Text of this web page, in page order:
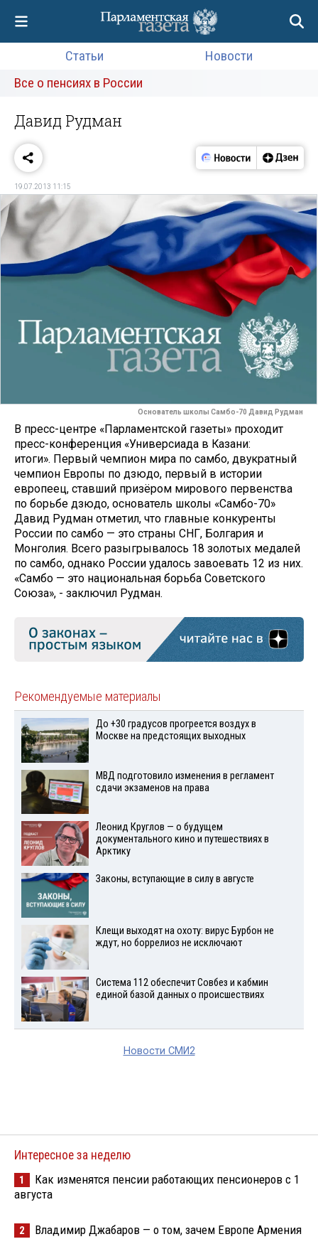
Статьи
Новости
Все о пенсиях в России
Давид Рудман
19.07.2013 11:15
Основатель школы Самбо-70 Давид Рудман
В пресс-центре «Парламентской газеты» проходит
пресс-конференция «Универсиада в Казани:
итоги». Первый чемпион мира по самбо, двукратный
чемпион Европы по дзюдо, первый в истории
европеец, ставший призёром мирового первенства
по борьбе дзюдо, основатель школы «Самбо-70»
Давид Рудман отметил, что главные конкуренты
России по самбо — это страны СНГ, Болгария и
Монголия. Всего разыгрывалось 18 золотых медалей
по самбо, однако России удалось завоевать 12 из них.
«Самбо — это национальная борьба Советского
Союза», - заключил Рудман.
Рекомендуемые материалы
До +30 градусов прогреется воздух в
Москве на предстоящих выходных
МВД подготовило изменения в регламент
сдачи экзаменов на права
Леонид Круглов — о будущем
документального кино и путешествиях в
Арктику
Законы, вступающие в силу в августе
Клещи выходят на охоту: вирус Бурбон не
ждут, но боррелиоз не исключают
Система 112 обеспечит Совбез и кабмин
единой базой данных о происшествиях
Новости СМИ2
Интересное за неделю
1
Как изменятся пенсии работающих пенсионеров с 1
августа
2 Владимир Джабаров — о том, зачем Европе Армения